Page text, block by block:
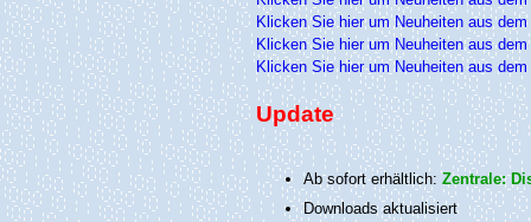
Klicken Sie hier um Neuheiten aus
Klicken Sie hier um Neuheiten aus
Klicken Sie hier um Neuheiten aus
Update
Ab sofort erhältlich:Zentrale:
Downloads aktualisiert